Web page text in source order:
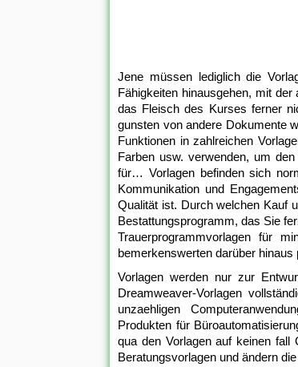
Jene müssen lediglich die
Fähigkeiten hinausgehen, mit
das Fleisch des Kurses ferner
gunsten von andere Dokumente
Funktionen in zahlreichen
Farben usw. verwenden, um
für… Vorlagen befinden sich
Kommunikation und
Qualität ist. Durch welchen Kauf
Bestattungsprogramm, das Sie
Trauerprogrammvorlagen für
bemerkenswerten darüber
Vorlagen werden nur zur
Dreamweaver-Vorlagen
unzaehligen
Produkten für
qua den Vorlagen auf keinen fall
Beratungsvorlagen und ändern